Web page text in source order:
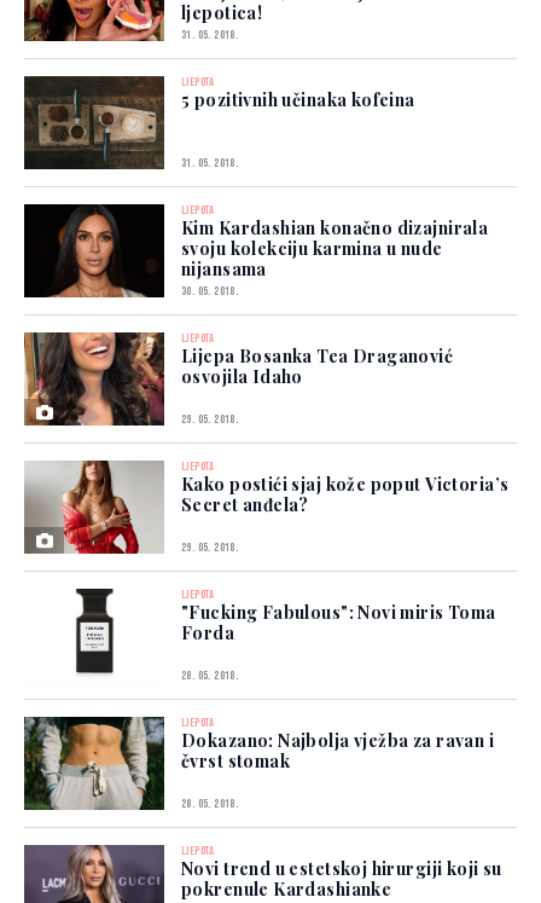
ljepotica!
31. 05. 2018.
LJEPOTA
5 pozitivnih učinaka kofeina
31. 05. 2018.
LJEPOTA
Kim Kardashian konačno dizajnirala
svoju kolekciju karmina u nude
nijansama
30. 05. 2018.
LJEPOTA
Lijepa Bosanka Tea Draganović
osvojila Idaho
29. 05. 2018.
LJEPOTA
Kako postići sjaj kože poput Victoria’s
Secret anđela?
29. 05. 2018.
LJEPOTA
"Fucking Fabulous": Novi miris Toma
Forda
28. 05. 2018.
LJEPOTA
Dokazano: Najbolja vježba za ravan i
čvrst stomak
28. 05. 2018.
LJEPOTA
Novi trend u estetskoj hirurgiji koji su
pokrenule Kardashianke